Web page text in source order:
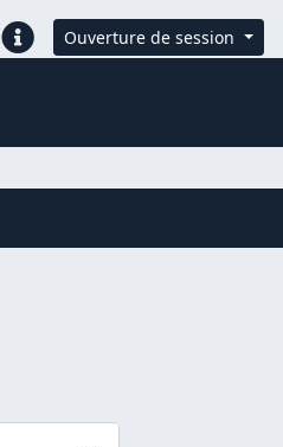
Liens rapidesOuverture de session